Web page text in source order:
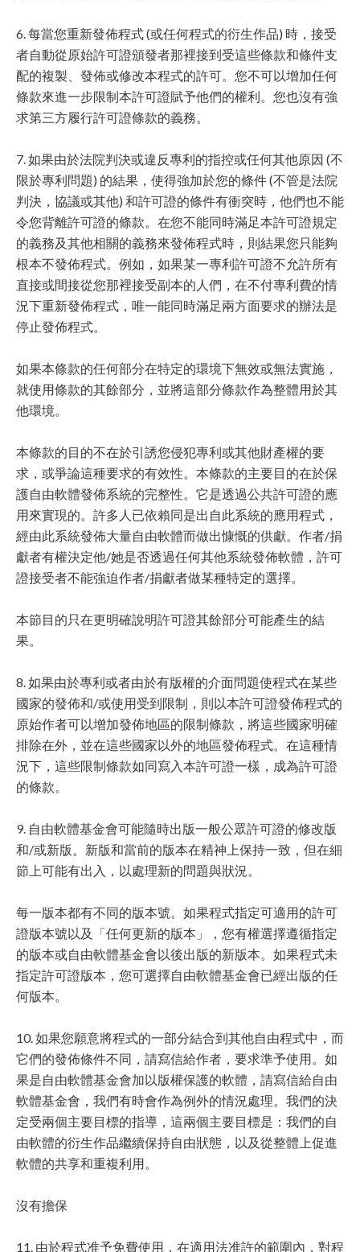
6. 每當您重新發佈程式 (或任何程式的衍生作品) 時，接受
者自動從原始許可證頒發者那裡接到受這些條款和條件支
配的複製、發佈或修改本程式的許可。您不可以增加任何
條款來進一步限制本許可證賦予他們的權利。您也沒有強
求第三方履行許可證條款的義務。
7. 如果由於法院判決或違反專利的指控或任何其他原因 (不
限於專利問題) 的結果，使得強加於您的條件 (不管是法院
判決，協議或其他) 和許可證的條件有衝突時，他們也不能
令您背離許可證的條款。在您不能同時滿足本許可證規定
的義務及其他相關的義務來發佈程式時，則結果您只能夠
根本不發佈程式。例如，如果某一專利許可證不允許所有
直接或間接從您那裡接受副本的人們，在不付專利費的情
況下重新發佈程式，唯一能同時滿足兩方面要求的辦法是
停止發佈程式。
如果本條款的任何部分在特定的環境下無效或無法實施，
就使用條款的其餘部分，並將這部分條款作為整體用於其
他環境。
本條款的目的不在於引誘您侵犯專利或其他財產權的要
求，或爭論這種要求的有效性。本條款的主要目的在於保
護自由軟體發佈系統的完整性。它是透過公共許可證的應
用來實現的。許多人已依賴同是出自此系統的應用程式，
經由此系統發佈大量自由軟體而做出慷慨的供獻。作者/捐
獻者有權決定他/她是否透過任何其他系統發佈軟體，許可
證接受者不能強迫作者/捐獻者做某種特定的選擇。
本節目的只在更明確說明許可證其餘部分可能產生的結
果。
8. 如果由於專利或者由於有版權的介面問題使程式在某些
國家的發佈和/或使用受到限制，則以本許可證發佈程式的
原始作者可以增加發佈地區的限制條款，將這些國家明確
排除在外，並在這些國家以外的地區發佈程式。在這種情
況下，這些限制條款如同寫入本許可證一樣，成為許可證
的條款。
9. 自由軟體基金會可能隨時出版一般公眾許可證的修改版
和/或新版。新版和當前的版本在精神上保持一致，但在細
節上可能有出入，以處理新的問題與狀況。
每一版本都有不同的版本號。如果程式指定可適用的許可
證版本號以及「任何更新的版本」，您有權選擇遵循指定
的版本或自由軟體基金會以後出版的新版本。如果程式未
指定許可證版本，您可選擇自由軟體基金會已經出版的任
何版本。
10. 如果您願意將程式的一部分結合到其他自由程式中，而
它們的發佈條件不同，請寫信給作者，要求準予使用。如
果是自由軟體基金會加以版權保護的軟體，請寫信給自由
軟體基金會，我們有時會作為例外的情況處理。我們的決
定受兩個主要目標的指導，這兩個主要目標是：我們的自
由軟體的衍生作品繼續保持自由狀態，以及從整體上促進
軟體的共享和重複利用。
沒有擔保
11. 由於程式准予免費使用，在適用法准許的範圍內，對程